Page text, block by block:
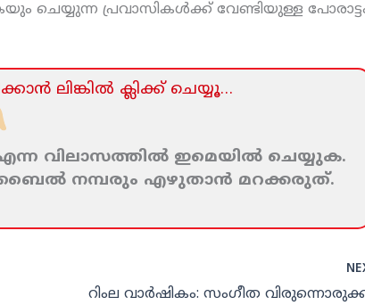
ചെയ്യുന്ന പ്രവാസികള്‍ക്ക് വേണ്ടിയുള്ള
ലിങ്കില്‍ ക്ലിക്ക്‌ ചെയ്യൂ…
വിലാസത്തില്‍ ഇമെയില്‍ ചെയ്യുക.
നമ്പരും എഴുതാന്‍ മറക്കരുത്‌.